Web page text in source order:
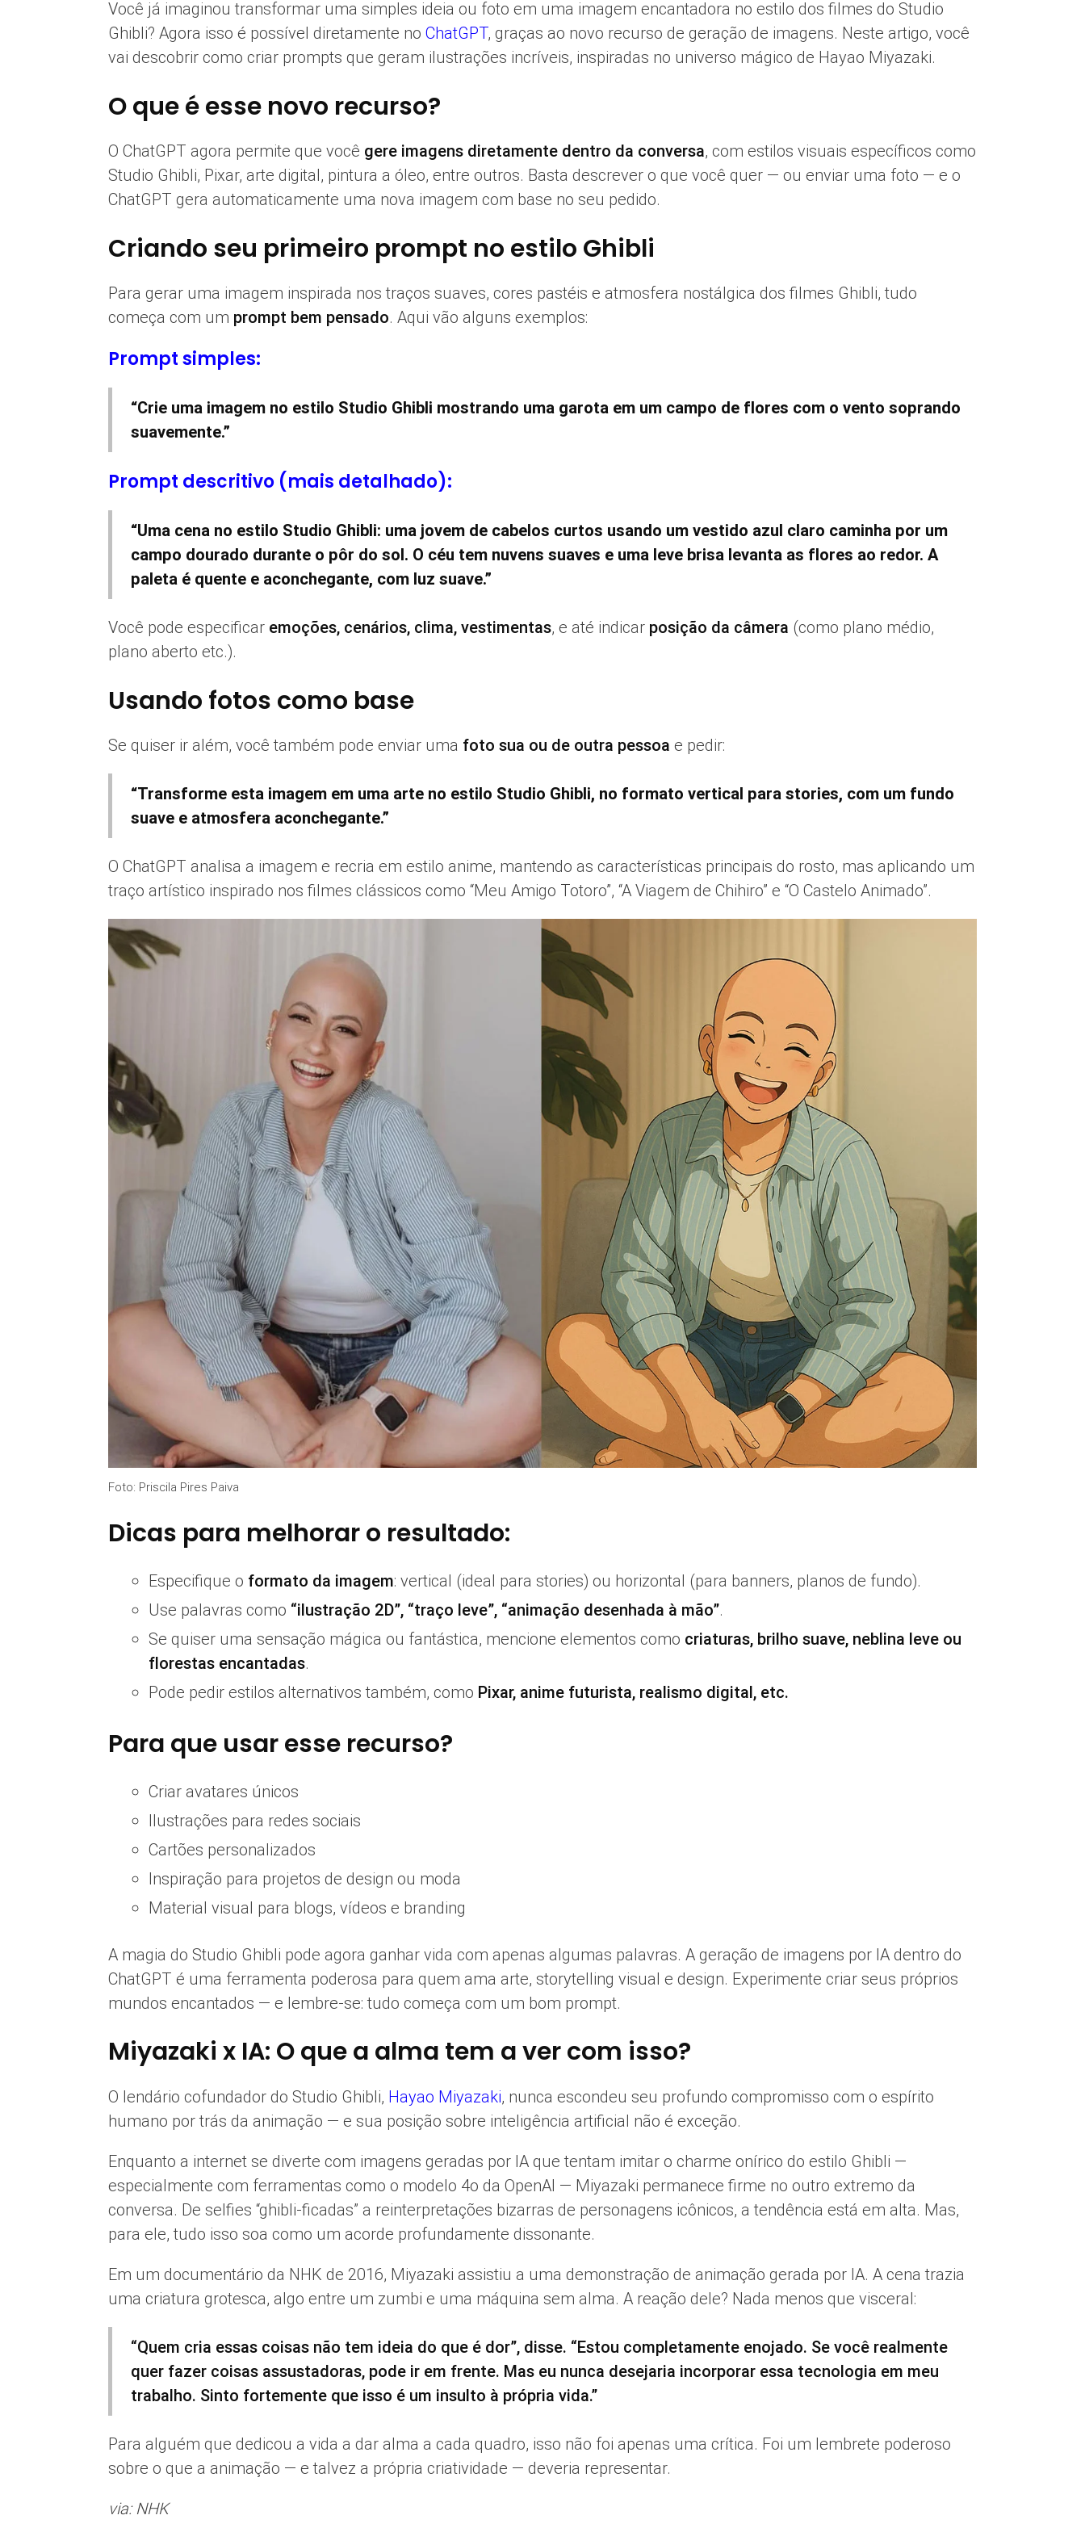
Você já imaginou transformar uma simples ideia ou foto em uma imagem encantadora no estilo dos filmes do Studio
Ghibli? Agora isso é possível diretamente noChatGPT, graças ao novo recurso de geração de imagens. Neste artigo, você
vai descobrir como criar prompts que geram ilustrações incríveis, inspiradas no universo mágico de Hayao Miyazaki.
O que é esse novo recurso?
O ChatGPT agora permite que você gere imagens diretamente dentro da conversa, com estilos visuais específicos como
Studio Ghibli, Pixar, arte digital, pintura a óleo, entre outros. Basta descrever o que você quer — ou enviar uma foto — e o
ChatGPT gera automaticamente uma nova imagem com base no seu pedido.
Criando seu primeiro prompt no estilo Ghibli
Para gerar uma imagem inspirada nos traços suaves, cores pastéis e atmosfera nostálgica dos filmes Ghibli, tudo
começa com um prompt bem pensado. Aqui vão alguns exemplos:
Prompt simples:
“Crie uma imagem no estilo Studio Ghibli mostrando uma garota em um campo de flores com o vento soprando
suavemente.”
Prompt descritivo (mais detalhado):
“Uma cena no estilo Studio Ghibli: uma jovem de cabelos curtos usando um vestido azul claro caminha por um
campo dourado durante o pôr do sol. O céu tem nuvens suaves e uma leve brisa levanta as flores ao redor. A
paleta é quente e aconchegante, com luz suave.”
Você pode especificar emoções, cenários, clima, vestimentas, e até indicar posição da câmera (como plano médio,
plano aberto etc.).
Usando fotos como base
Se quiser ir além, você também pode enviar uma foto sua ou de outra pessoa e pedir:
“Transforme esta imagem em uma arte no estilo Studio Ghibli, no formato vertical para stories, com um fundo
suave e atmosfera aconchegante.”
O ChatGPT analisa a imagem e recria em estilo anime, mantendo as características principais do rosto, mas aplicando um
traço artístico inspirado nos filmes clássicos como “Meu Amigo Totoro”, “A Viagem de Chihiro” e “O Castelo Animado”.
Foto: Priscila Pires Paiva
Dicas para melhorar o resultado:
Especifique o formato da imagem: vertical (ideal para stories) ou horizontal (para banners, planos de fundo).
Use palavras como “ilustração 2D”, “traço leve”, “animação desenhada à mão”.
Se quiser uma sensação mágica ou fantástica, mencione elementos como criaturas, brilho suave, neblina leve ou
florestas encantadas.
Pode pedir estilos alternativos também, como Pixar, anime futurista, realismo digital, etc.
Para que usar esse recurso?
Criar avatares únicos
Ilustrações para redes sociais
Cartões personalizados
Inspiração para projetos de design ou moda
Material visual para blogs, vídeos e branding
A magia do Studio Ghibli pode agora ganhar vida com apenas algumas palavras. A geração de imagens por IA dentro do
ChatGPT é uma ferramenta poderosa para quem ama arte, storytelling visual e design. Experimente criar seus próprios
mundos encantados — e lembre-se: tudo começa com um bom prompt.
Miyazaki x IA: O que a alma tem a ver com isso?
O lendário cofundador do Studio Ghibli, Hayao Miyazaki, nunca escondeu seu profundo compromisso com o espírito
humano por trás da animação — e sua posição sobre inteligência artificial não é exceção.
Enquanto a internet se diverte com imagens geradas por IA que tentam imitar o charme onírico do estilo Ghibli —
especialmente com ferramentas como o modelo 4o da OpenAI — Miyazaki permanece firme no outro extremo da
conversa. De selfies “ghibli-ficadas” a reinterpretações bizarras de personagens icônicos, a tendência está em alta. Mas,
para ele, tudo isso soa como um acorde profundamente dissonante.
Em um documentário da NHK de 2016, Miyazaki assistiu a uma demonstração de animação gerada por IA. A cena trazia
uma criatura grotesca, algo entre um zumbi e uma máquina sem alma. A reação dele? Nada menos que visceral:
“Quem cria essas coisas não tem ideia do que é dor”, disse. “Estou completamente enojado. Se você realmente
quer fazer coisas assustadoras, pode ir em frente. Mas eu nunca desejaria incorporar essa tecnologia em meu
trabalho. Sinto fortemente que isso é um insulto à própria vida.”
Para alguém que dedicou a vida a dar alma a cada quadro, isso não foi apenas uma crítica. Foi um lembrete poderoso
sobre o que a animação — e talvez a própria criatividade — deveria representar.
via: NHK